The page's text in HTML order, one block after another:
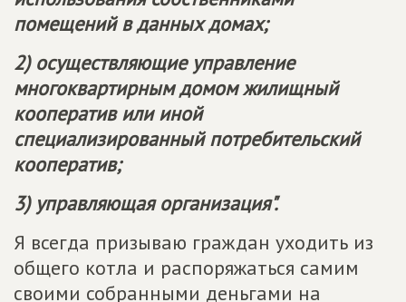
помещений в данных домах;
2) осуществляющие управление
многоквартирным домом жилищный
кооператив или иной
специализированный потребительский
кооператив;
3) управляющая организация".
Я всегда призываю граждан уходить из
общего котла и распоряжаться самим
своими собранными деньгами на